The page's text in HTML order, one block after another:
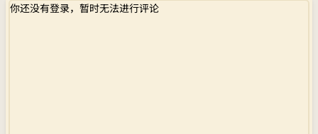
你还没有登录，暂时无法进行评论